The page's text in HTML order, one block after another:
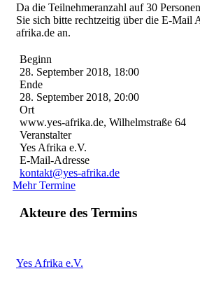
Da die Teilnehmeranzahl auf 30
Sie sich bitte rechtzeitig über die E-Mail
afrika.de an.
Beginn
28. September 2018, 18:00
Ende
28. September 2018, 20:00
Ort
www.yes-afrika.de, Wilhelmstraße 64
Veranstalter
Yes Afrika e.V.
E-Mail-Adresse
kontakt@yes-afrika.de
Mehr Termine
Akteure des Termins
Yes Afrika e.V.